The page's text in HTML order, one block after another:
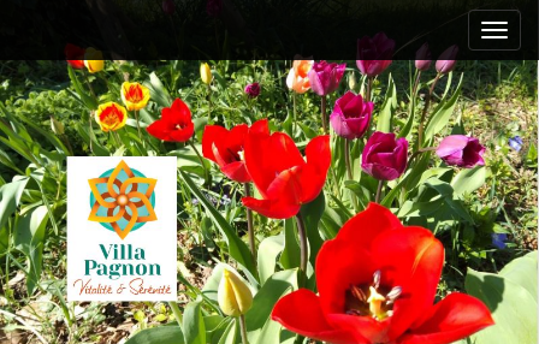
i
n
m
e
n
u
i
p
t
o
c
o
n
t
e
n
t